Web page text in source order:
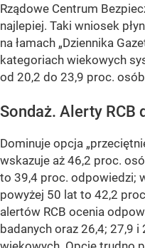
Rządowe Centrum
najlepiej. Taki wniosek
na łamach „Dziennika
kategoriach wiekowych
od 20,2 do 23,9 proc.
Sondaż. Alerty RCB
Dominuje opcja
wskazuje aż 46,2 proc.
to 39,4 proc. odpowiedzi;
powyżej 50 lat to 42,2
alertów RCB ocenia
badanych oraz 26,4; 27,9